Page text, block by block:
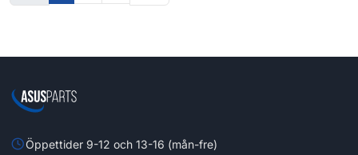
Öppettider 9-12 och 13-16 (mån-fre)